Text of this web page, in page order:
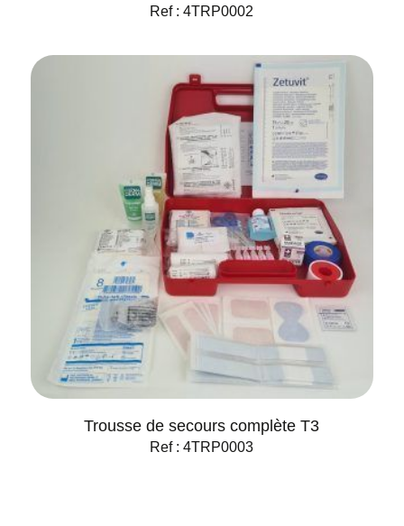
Ref : 4TRP0002
Trousse de secours complète T3
Ref : 4TRP0003